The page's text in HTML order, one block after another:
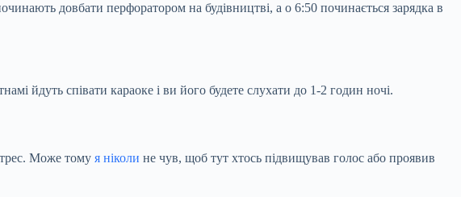
довбати перфоратором на будівництві, а о 6:50 починається зарядка в
йдуть співати караоке і ви його будете слухати до 1-2 годин ночі.
Може тому я ніколи не чув, щоб тут хтось підвищував голос або проявив